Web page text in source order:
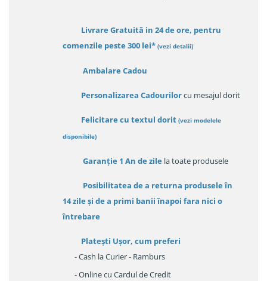
Livrare Gratuită in 24 de ore, pentru
comenzile peste 300 lei* (vezi detalii)
Ambalare Cadou
Personalizarea Cadourilorcu mesajul dorit
Felicitare cu textul dorit (vezi modelele
disponibile)
Garanție 1 An de zile la toate produsele
Posibilitatea de a returna produsele în
14 zileși de a primi banii înapoi fara nici o
întrebare
Platești Ușor, cum preferi
- Cash la Curier - Ramburs
- Online cu Cardul de Credit